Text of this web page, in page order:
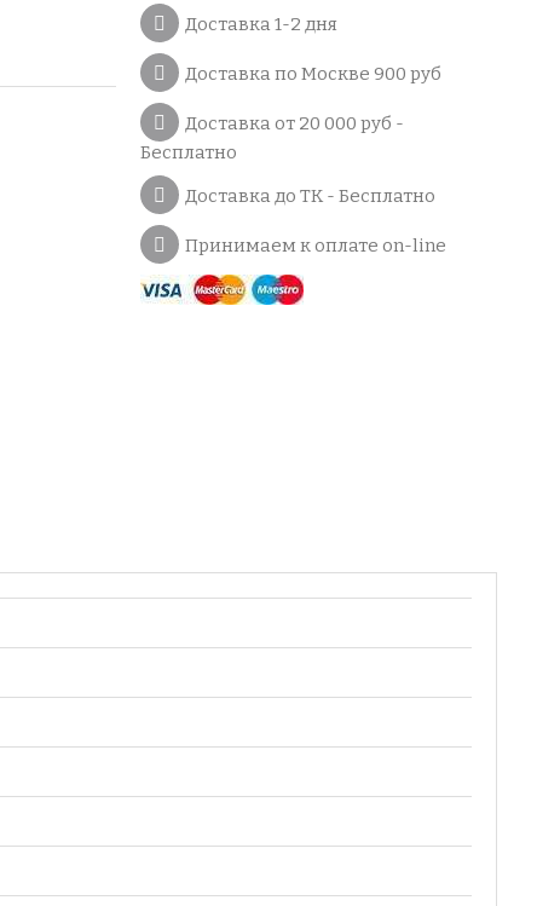
Доставка 1-2 дня
Доставка по Москве 900 руб
Доставка от 20 000 руб -
Бесплатно
Доставка до ТК - Бесплатно
Принимаем к оплате on-line